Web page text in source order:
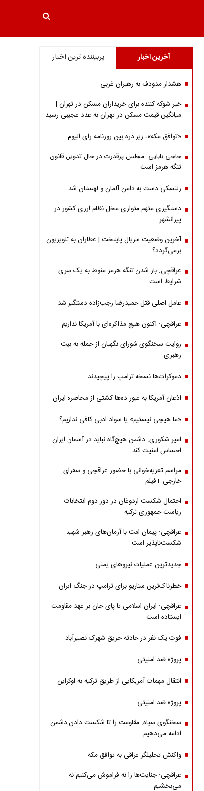
آخرین اخبار پربیننده ترین اخبار
هشدار مدودف به رهبران غربی
خبر شوکه کننده برای خریداران مسکن در تهران |
میانگین قیمت مسکن در تهران به عدد عجیبی رسید
«توافق مکه»، زیر ذره بین روزنامه رای الیوم
حاجی بابایی: مجلس پرقدرت در حال تدوین قانون
تنگه هرمز است
زلنسکی دست به دامن آلمان و لهستان شد
دستگیری متهم متواری مخل نظام ارزی کشور در
پیرانشهر
آخرین وضعیت سریال پایتخت | عطاران به تلویزیون
برمی‌گردد؟
عراقچی: باز شدن تنگه هرمز منوط به یک سری
شرایط است
عامل اصلی قتل حمیدرضا رجب‌زاده دستگیر شد
عراقچی: اکنون هیچ مذاکره‌ای با آمریکا نداریم
روایت سخنگوی شورای نگهبان از حمله به بیت
رهبری
دموکرات‌ها نسخه ترامپ را پیچیدند
اذعان آمریکا به عبور ده‌ها کشتی از محاصره ایران
«ما هیچی نیستیم» یا سواد ادبی کافی نداریم؟
امیر شکوری: دشمن هیچ‌گاه نباید در آسمان ایران
احساس امنیت کند
مراسم تعزیه‌خوانی با حضور عراقچی و سفرای
خارجی +فیلم
احتمال شکست اردوغان در دور دوم انتخابات
ریاست جمهوری ترکیه
عراقچی: پیمان امت با آرمان‌های رهبر شهید
شکست‌ناپذیر است
جدیدترین عملیات نیروهای یمنی
خطرناک‌ترین سناریو برای ترامپ در جنگ ایران
عراقچی: ایران اسلامی تا پای جان بر عهد مقاومت
ایستاده است
فوت یک نفر در حادثه حریق شهرک نصیرآباد
پروژه ضد امنیتی
انتقال مهمات آمریکایی از طریق ترکیه به اوکراین
پروژه ضد امنیتی
سخنگوی سپاه: مقاومت را تا شکست دادن دشمن
ادامه می‌دهیم
واکنش تحلیلگر عراقی به توافق مکه
عراقچی: جنایت‌ها را نه فراموش می‌کنیم نه
می‌بخشیم